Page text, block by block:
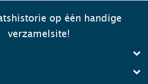
op één handige
verzamelsite!